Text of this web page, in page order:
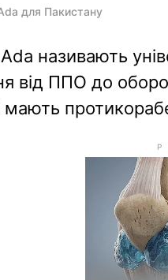
для Пакистану
називають
від ППО до
мають